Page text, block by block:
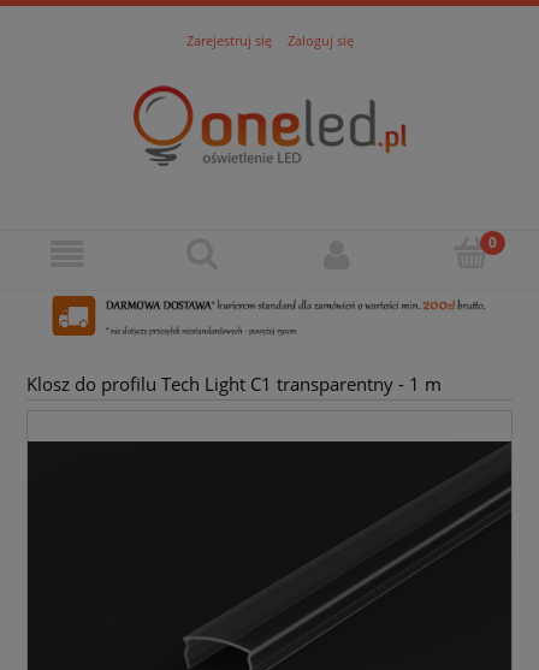
Zarejestruj się Zaloguj się
Klosz do profilu Tech Light C1 transparentny - 1 m